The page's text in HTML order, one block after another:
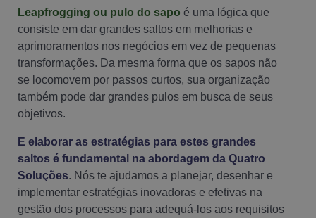
Leapfrogging ou pulo do sapo é uma lógica que
consiste em dar grandes saltos em melhorias e
aprimoramentos nos negócios em vez de pequenas
transformações. Da mesma forma que os sapos não
se locomovem por passos curtos, sua organização
também pode dar grandes pulos em busca de seus
objetivos.
E elaborar as estratégias para estes grandes
saltos é fundamental na abordagem da Quatro
Soluções. Nós te ajudamos a planejar, desenhar e
implementar estratégias inovadoras e efetivas na
gestão dos processos para adequá-los aos requisitos